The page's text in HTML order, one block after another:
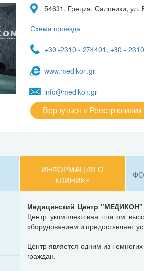
54631, Греция, Салоники, ул.
Схема проезда
+30 -2310 - 274401, +30 -
www.medikon.gr
info@medikon.gr
Вернуться в Реестр клиник
ИНФОРМАЦИЯ О
КЛИНИКЕ
Медицинский Центр "МЕДИКОН"
Центр укомплектован штатом
оборудованием и предоставляет
Центр является одним из
граждан.